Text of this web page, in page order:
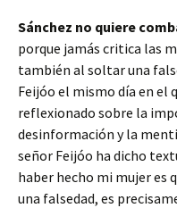
Sánchez no quiere
porque jamás critica las
también al soltar una
Feijóo el mismo día en el
reflexionado sobre la
desinformación y la
señor Feijóo ha dicho
haber hecho mi mujer es
una falsedad, es